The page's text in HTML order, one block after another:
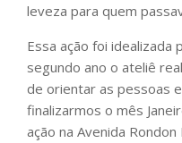
leveza para quem
Essa ação foi idealizada
segundo ano o ateliê
de orientar as pessoas
finalizarmos o mês
ação na Avenida